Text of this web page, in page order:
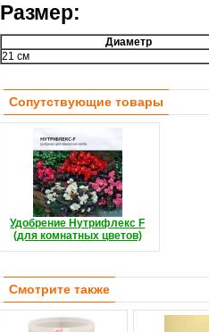
Размер:
Диаметр
21 см
Сопутствующие товары
Удобрение Нутрифлекс F
(для комнатных цветов)
Смотрите также